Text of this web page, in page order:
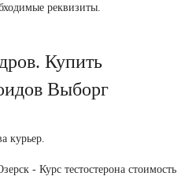
реквизиты.
Купить
Выборг
курьер.
- Курс тестостерона стоимость